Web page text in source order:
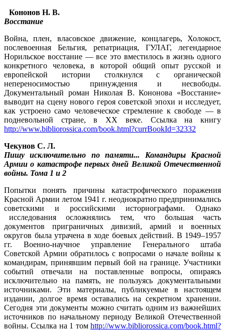
Кононов Н. В.
Восстание
Война, плен, власовское движение, концлагерь, Холокост,
послевоенная Бельгия, репатриация, ГУЛАГ, легендарное
Норильское восстание — все это вместилось в жизнь одного
конкретного человека, в которой общий опыт русской и
европейской истории столкнулся с органической
непереносимостью принуждения и несвободы.
Документальный роман Николая В. Кононова «Восстание»
выводит на сцену нового героя советской эпохи и исследует,
как устроено само человеческое стремление к свободе — в
подневольной стране, в XX веке. Ссылка на книгу
http://www.bibliorossica.com/book.html?currBookId=32332
Чекунов С. Л.
Пишу исключительно по памяти... Командиры Красной
Армии о катастрофе первых дней Великой Отечественной
войны. Тома 1 и 2
Попытки понять причины катастрофического поражения
Красной Армии летом 1941 г. неоднократно предпринимались
советскими и российскими историографами. Однако
исследования осложнялись тем, что большая часть
документов приграничных дивизий, армий и военных
округов была утрачена в ходе боевых действий. В 1949–1957
гг. Военно-научное управление Генерального штаба
Советской Армии обратилось с вопросами о начале войны к
командирам, принявшим первый бой на границе. Участники
событий отвечали на поставленные вопросы, опираясь
исключительно на память, не пользуясь документальными
источниками. Эти материалы, публикуемые в настоящем
издании, долгое время оставались на секретном хранении.
Сегодня эти документы можно считать одним из важнейших
источников по начальному периоду Великой Отечественной
войны. Ссылка на 1 том http://www.bibliorossica.com/book.html?